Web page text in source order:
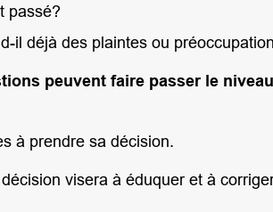
passé?
il déjà des plaintes ou
peuvent faire passer le
à prendre sa décision.
visera à éduquer et à